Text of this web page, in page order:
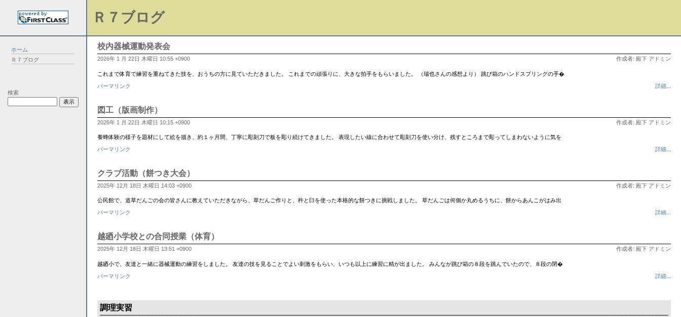
ホーム
Ｒ７ブログ
検索
Ｒ７ブログ
校内器械運動発表会
2026年 1 月 22日 木曜日 10:55 +0900 作成者: 殿下 アドミン
これまで体育で練習を重ねてきた技を、おうちの方に見ていただきました。 これまでの頑張りに、大きな拍手をもらいました。 （瑞也さんの感想より） 跳び箱のハンドスプリングの手�
パーマリンク
詳細...
図工（版画制作）
2026年 1 月 22日 木曜日 10:15 +0900 作成者: 殿下 アドミン
養蜂体験の様子を題材にして絵を描き、約１ヶ月間、丁寧に彫刻刀で板を彫り続けてきました。 表現したい線に合わせて彫刻刀を使い分け、残すところまで彫ってしまわないように気を
パーマリンク
詳細...
クラブ活動（餅つき大会）
2025年 12月 18日 木曜日 14:03 +0900 作成者: 殿下 アドミン
公民館で、道草だんごの会の皆さんに教えていただきながら、草だんご作りと、杵と臼を使った本格的な餅つきに挑戦しました。 草だんごは何個か丸めるうちに、餅からあんこがはみ出
パーマリンク
詳細...
越廼小学校との合同授業（体育）
2025年 12月 18日 木曜日 13:51 +0900 作成者: 殿下 アドミン
越廼小で、友達と一緒に器械運動の練習をしました。 友達の技を見ることでよい刺激をもらい、いつも以上に練習に精が出ました。 みんなが跳び箱の８段を跳んでいたので、８段の閉�
パーマリンク
詳細...
調理実習